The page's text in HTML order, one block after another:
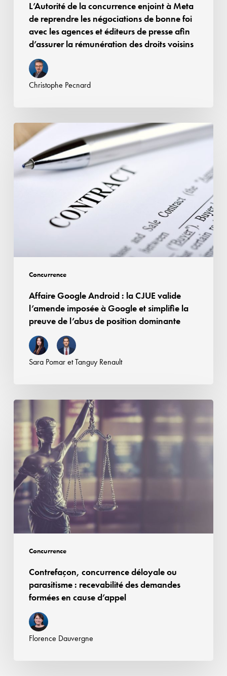
bonne
agences
presse
afin
d’assurer
rémunération
L’Autorité de la concurrence enjoint à Meta
de reprendre les négociations de bonne foi
avec les agences et éditeurs de presse afin
d’assurer la rémunération des droits voisins
Christophe Pecnard
Concurrence
Google
Android
:
à
Google
simplifie
preuve
position
dominante
Affaire Google Android : la CJUE valide
l’amende imposée à Google et simplifie la
preuve de l’abus de position dominante
Sara PomaretTanguy Renault
Concurrence
concurrence
déloyale
ou
parasitisme :
recevabilité
des
demandes
formées
en
cause
Contrefaçon, concurrence déloyale ou
parasitisme : recevabilité des demandes
formées en cause d’appel
Florence Dauvergne